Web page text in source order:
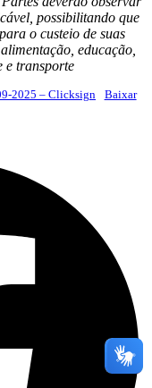
possibilitando que
o custeio de suas
educação,
e transporte
2025 – Clicksign Baixar